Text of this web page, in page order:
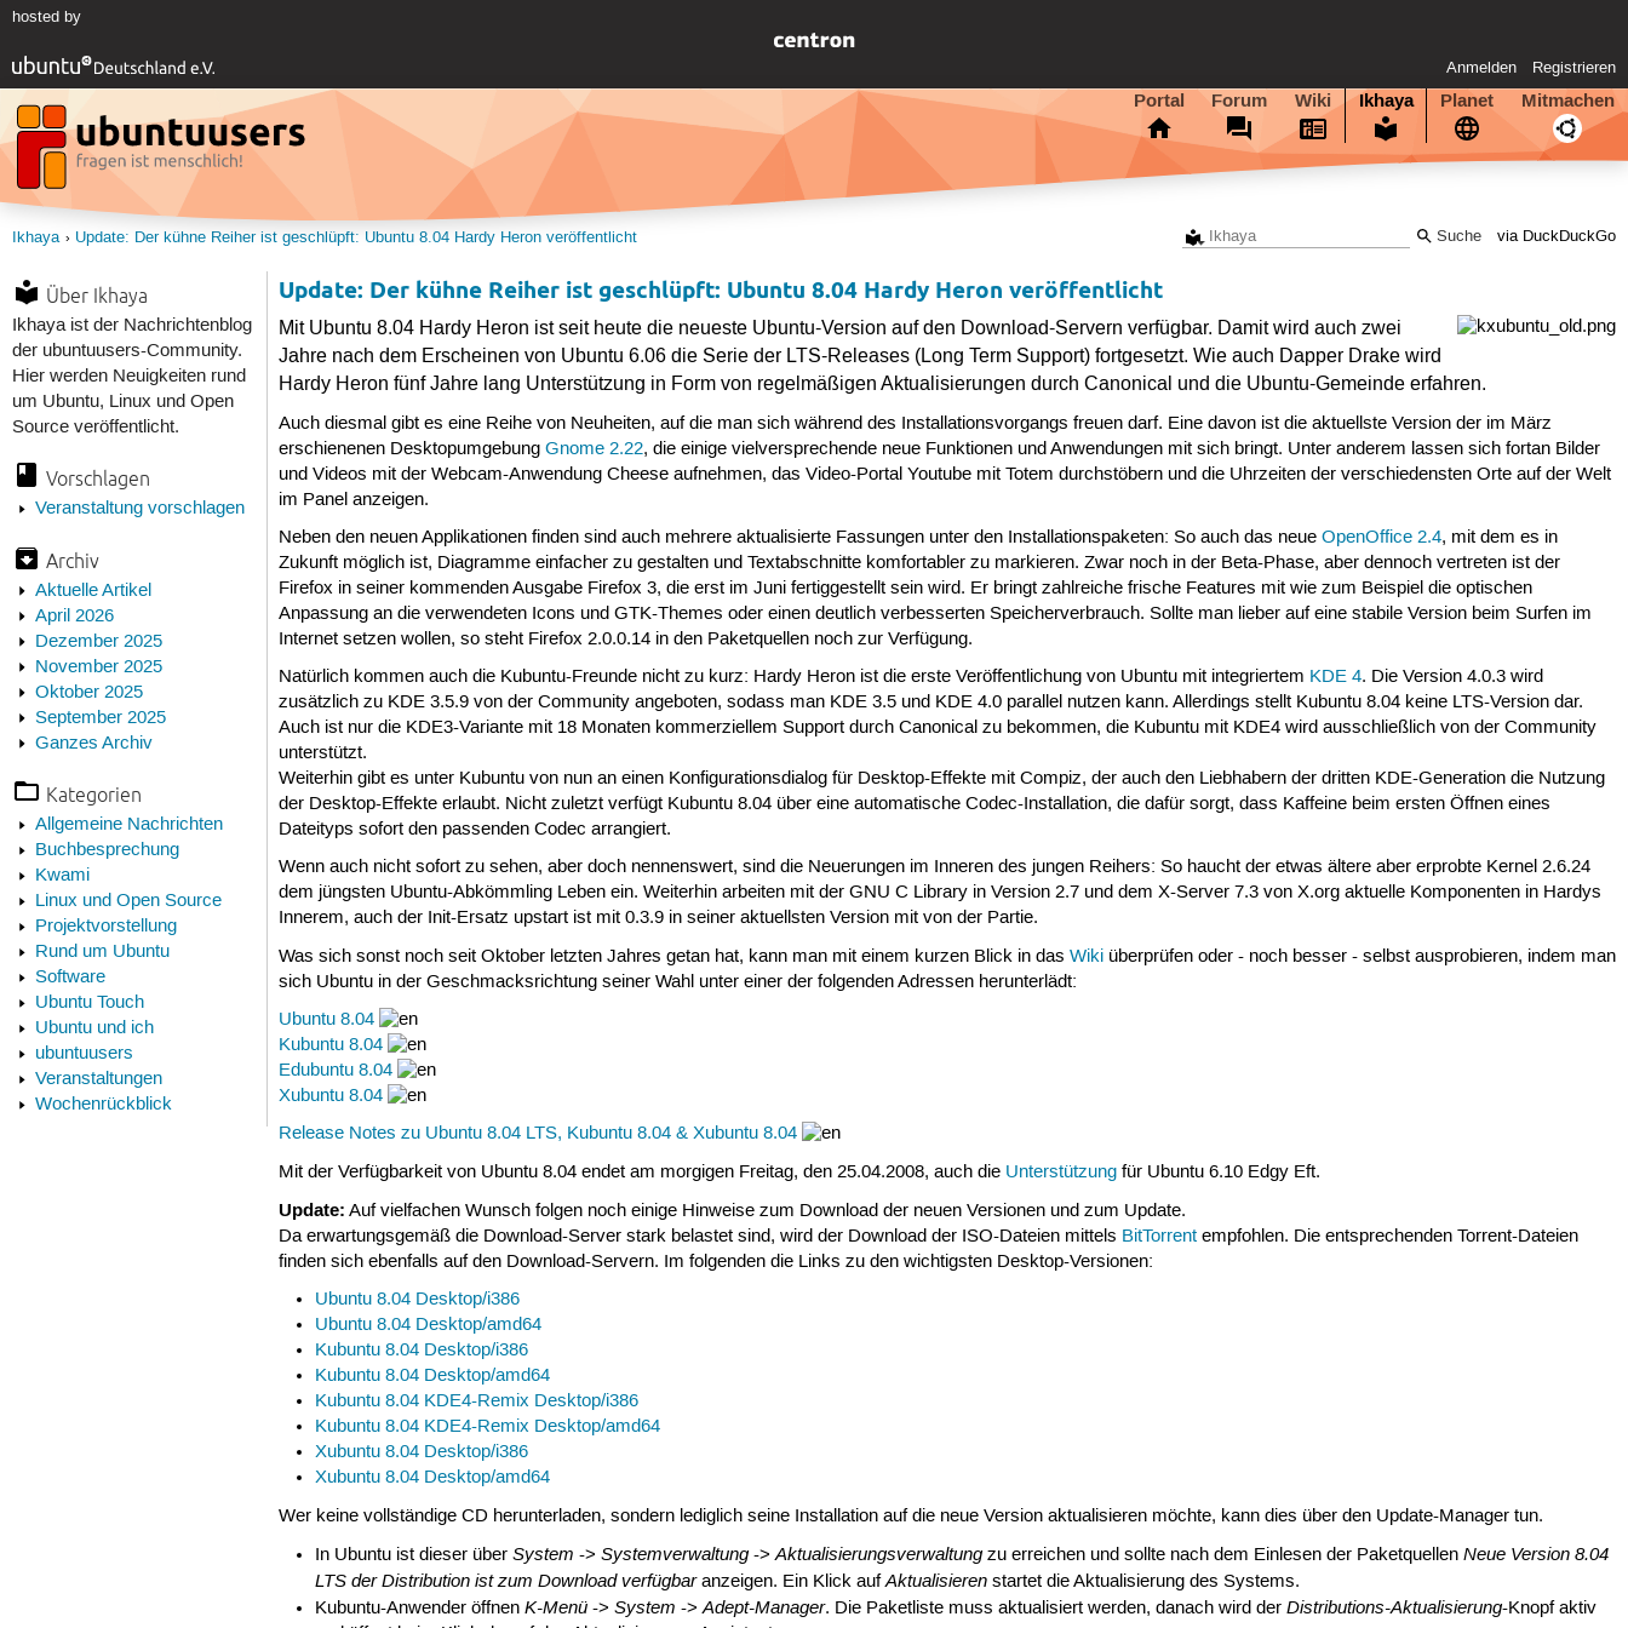
hosted by
Anmelden Registrieren
Portal Forum Wiki Ikhaya Planet Mitmachen
via DuckDuckGo
Ikhaya Update: Der kühne Reiher ist geschlüpft: Ubuntu 8.04 Hardy Heron veröffentlicht
Über Ikhaya
Ikhaya ist der Nachrichtenblog
der ubuntuusers-Community.
Hier werden Neuigkeiten rund
um Ubuntu, Linux und Open
Source veröffentlicht.
Vorschlagen
Veranstaltung vorschlagen
Archiv
Aktuelle Artikel
April 2026
Dezember 2025
November 2025
Oktober 2025
September 2025
Ganzes Archiv
Kategorien
Allgemeine Nachrichten
Buchbesprechung
Kwami
Linux und Open Source
Projektvorstellung
Rund um Ubuntu
Software
Ubuntu Touch
Ubuntu und ich
ubuntuusers
Veranstaltungen
Wochenrückblick
Update: Der kühne Reiher ist geschlüpft: Ubuntu 8.04 Hardy Heron veröffentlicht
Mit Ubuntu 8.04 Hardy Heron ist seit heute die neueste Ubuntu-Version auf den Download-Servern verfügbar. Damit wird auch zwei
Jahre nach dem Erscheinen von Ubuntu 6.06 die Serie der LTS-Releases (Long Term Support) fortgesetzt. Wie auch Dapper Drake wird
Hardy Heron fünf Jahre lang Unterstützung in Form von regelmäßigen Aktualisierungen durch Canonical und die Ubuntu-Gemeinde erfahren.
Auch diesmal gibt es eine Reihe von Neuheiten, auf die man sich während des Installationsvorgangs freuen darf. Eine davon ist die aktuellste Version der im März
erschienenen DesktopumgebungGnome 2.22, die einige vielversprechende neue Funktionen und Anwendungen mit sich bringt. Unter anderem lassen sich fortan Bilder
und Videos mit der Webcam-Anwendung Cheese aufnehmen, das Video-Portal Youtube mit Totem durchstöbern und die Uhrzeiten der verschiedensten Orte auf der Welt
im Panel anzeigen.
Neben den neuen Applikationen finden sind auch mehrere aktualisierte Fassungen unter den Installationspaketen: So auch das neueOpenOffice 2.4, mit dem es in
Zukunft möglich ist, Diagramme einfacher zu gestalten und Textabschnitte komfortabler zu markieren. Zwar noch in der Beta-Phase, aber dennoch vertreten ist der
Firefox in seiner kommenden Ausgabe Firefox 3, die erst im Juni fertiggestellt sein wird. Er bringt zahlreiche frische Features mit wie zum Beispiel die optischen
Anpassung an die verwendeten Icons und GTK-Themes oder einen deutlich verbesserten Speicherverbrauch. Sollte man lieber auf eine stabile Version beim Surfen im
Internet setzen wollen, so steht Firefox 2.0.0.14 in den Paketquellen noch zur Verfügung.
Natürlich kommen auch die Kubuntu-Freunde nicht zu kurz: Hardy Heron ist die erste Veröffentlichung von Ubuntu mit integriertem KDE 4. Die Version 4.0.3 wird
zusätzlich zu KDE 3.5.9 von der Community angeboten, sodass man KDE 3.5 und KDE 4.0 parallel nutzen kann. Allerdings stellt Kubuntu 8.04 keine LTS-Version dar.
Auch ist nur die KDE3-Variante mit 18 Monaten kommerziellem Support durch Canonical zu bekommen, die Kubuntu mit KDE4 wird ausschließlich von der Community
unterstützt.
Weiterhin gibt es unter Kubuntu von nun an einen Konfigurationsdialog für Desktop-Effekte mit Compiz, der auch den Liebhabern der dritten KDE-Generation die Nutzung
der Desktop-Effekte erlaubt. Nicht zuletzt verfügt Kubuntu 8.04 über eine automatische Codec-Installation, die dafür sorgt, dass Kaffeine beim ersten Öffnen eines
Dateityps sofort den passenden Codec arrangiert.
Wenn auch nicht sofort zu sehen, aber doch nennenswert, sind die Neuerungen im Inneren des jungen Reihers: So haucht der etwas ältere aber erprobte Kernel 2.6.24
dem jüngsten Ubuntu-Abkömmling Leben ein. Weiterhin arbeiten mit der GNU C Library in Version 2.7 und dem X-Server 7.3 von X.org aktuelle Komponenten in Hardys
Innerem, auch der Init-Ersatz upstart ist mit 0.3.9 in seiner aktuellsten Version mit von der Partie.
Was sich sonst noch seit Oktober letzten Jahres getan hat, kann man mit einem kurzen Blick in dasWiki überprüfen oder - noch besser - selbst ausprobieren, indem man
sich Ubuntu in der Geschmacksrichtung seiner Wahl unter einer der folgenden Adressen herunterlädt:
Ubuntu 8.04
Kubuntu 8.04
Edubuntu 8.04
Xubuntu 8.04
Release Notes zu Ubuntu 8.04 LTS, Kubuntu 8.04 & Xubuntu 8.04
Mit der Verfügbarkeit von Ubuntu 8.04 endet am morgigen Freitag, den 25.04.2008, auch die Unterstützung für Ubuntu 6.10 Edgy Eft.
Update: Auf vielfachen Wunsch folgen noch einige Hinweise zum Download der neuen Versionen und zum Update.
Da erwartungsgemäß die Download-Server stark belastet sind, wird der Download der ISO-Dateien mittels BitTorrent empfohlen. Die entsprechenden Torrent-Dateien
finden sich ebenfalls auf den Download-Servern. Im folgenden die Links zu den wichtigsten Desktop-Versionen:
Ubuntu 8.04 Desktop/i386
Ubuntu 8.04 Desktop/amd64
Kubuntu 8.04 Desktop/i386
Kubuntu 8.04 Desktop/amd64
Kubuntu 8.04 KDE4-Remix Desktop/i386
Kubuntu 8.04 KDE4-Remix Desktop/amd64
Xubuntu 8.04 Desktop/i386
Xubuntu 8.04 Desktop/amd64
Wer keine vollständige CD herunterladen, sondern lediglich seine Installation auf die neue Version aktualisieren möchte, kann dies über den Update-Manager tun.
In Ubuntu ist dieser über System -> Systemverwaltung->Aktualisierungsverwaltungzu erreichen und sollte nach dem Einlesen der Paketquellen Neue Version 8.04
LTS der Distribution ist zum Download verfügbaranzeigen. Ein Klick aufAktualisierenstartet die Aktualisierung des Systems.
Kubuntu-Anwender öffnen K-Menü-> System ->Adept-Manager. Die Paketliste muss aktualisiert werden, danach wird der Distributions-Aktualisierung-Knopf aktiv